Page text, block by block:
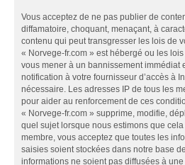
Vous acceptez de ne pas publier de
diffamatoire, choquant, menaçant, à
contenu qui peut transgresser les lois de
« Norvege-fr.com » est hébergé ou les
vous mener à un bannissement immédiat
notification à votre fournisseur d’accès à
nécessaire. Les adresses IP de tous les
pour aider au renforcement de ces
« Norvege-fr.com » supprime, modifie,
quel sujet lorsque nous estimons que
membre, vous acceptez que toutes les
saisies soient stockées dans notre base
informations ne soient pas diffusées à